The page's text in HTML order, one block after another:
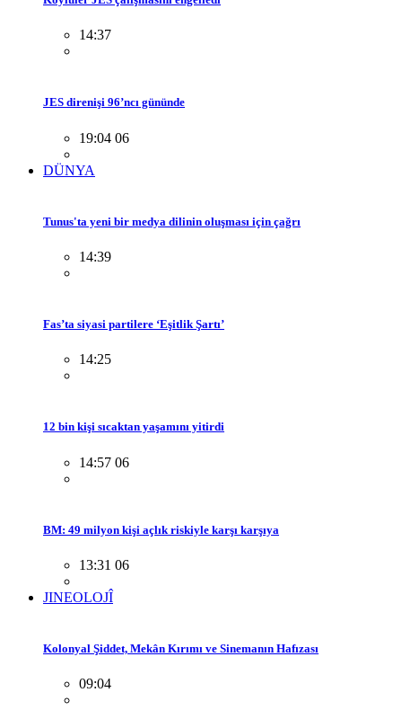
14:37
JES direnişi 96’ncı gününde
19:04 06
DÜNYA
Tunus'ta yeni bir medya dilinin oluşması için çağrı
14:39
Fas’ta siyasi partilere ‘Eşitlik Şartı’
14:25
12 bin kişi sıcaktan yaşamını yitirdi
14:57 06
BM: 49 milyon kişi açlık riskiyle karşı karşıya
13:31 06
JINEOLOJÎ
Kolonyal Şiddet, Mekân Kırımı ve Sinemanın Hafızası
09:04